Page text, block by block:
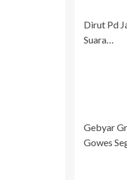
Dirut Pd
Suara…
Gebyar
Gowes